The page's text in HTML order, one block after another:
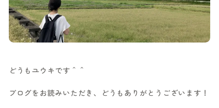
どうもユウキです＾＾
ブログをお読みいただき、どうもありがとうございます！